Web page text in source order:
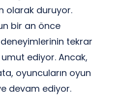
olarak duruyor.
bir an önce
tekrar
ediyor. Ancak,
oyuncuların oyun
devam ediyor.